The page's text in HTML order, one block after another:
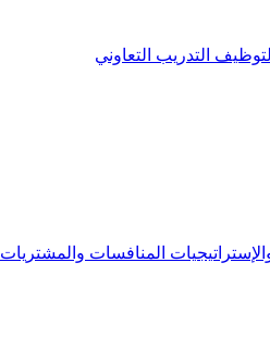
التوظيف التدريب التعاوني
المنافسات والمشتريات